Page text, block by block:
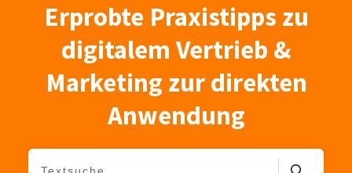
Erprobte Praxistipps zu
digitalem Vertrieb &
Marketing zur direkten
Anwendung